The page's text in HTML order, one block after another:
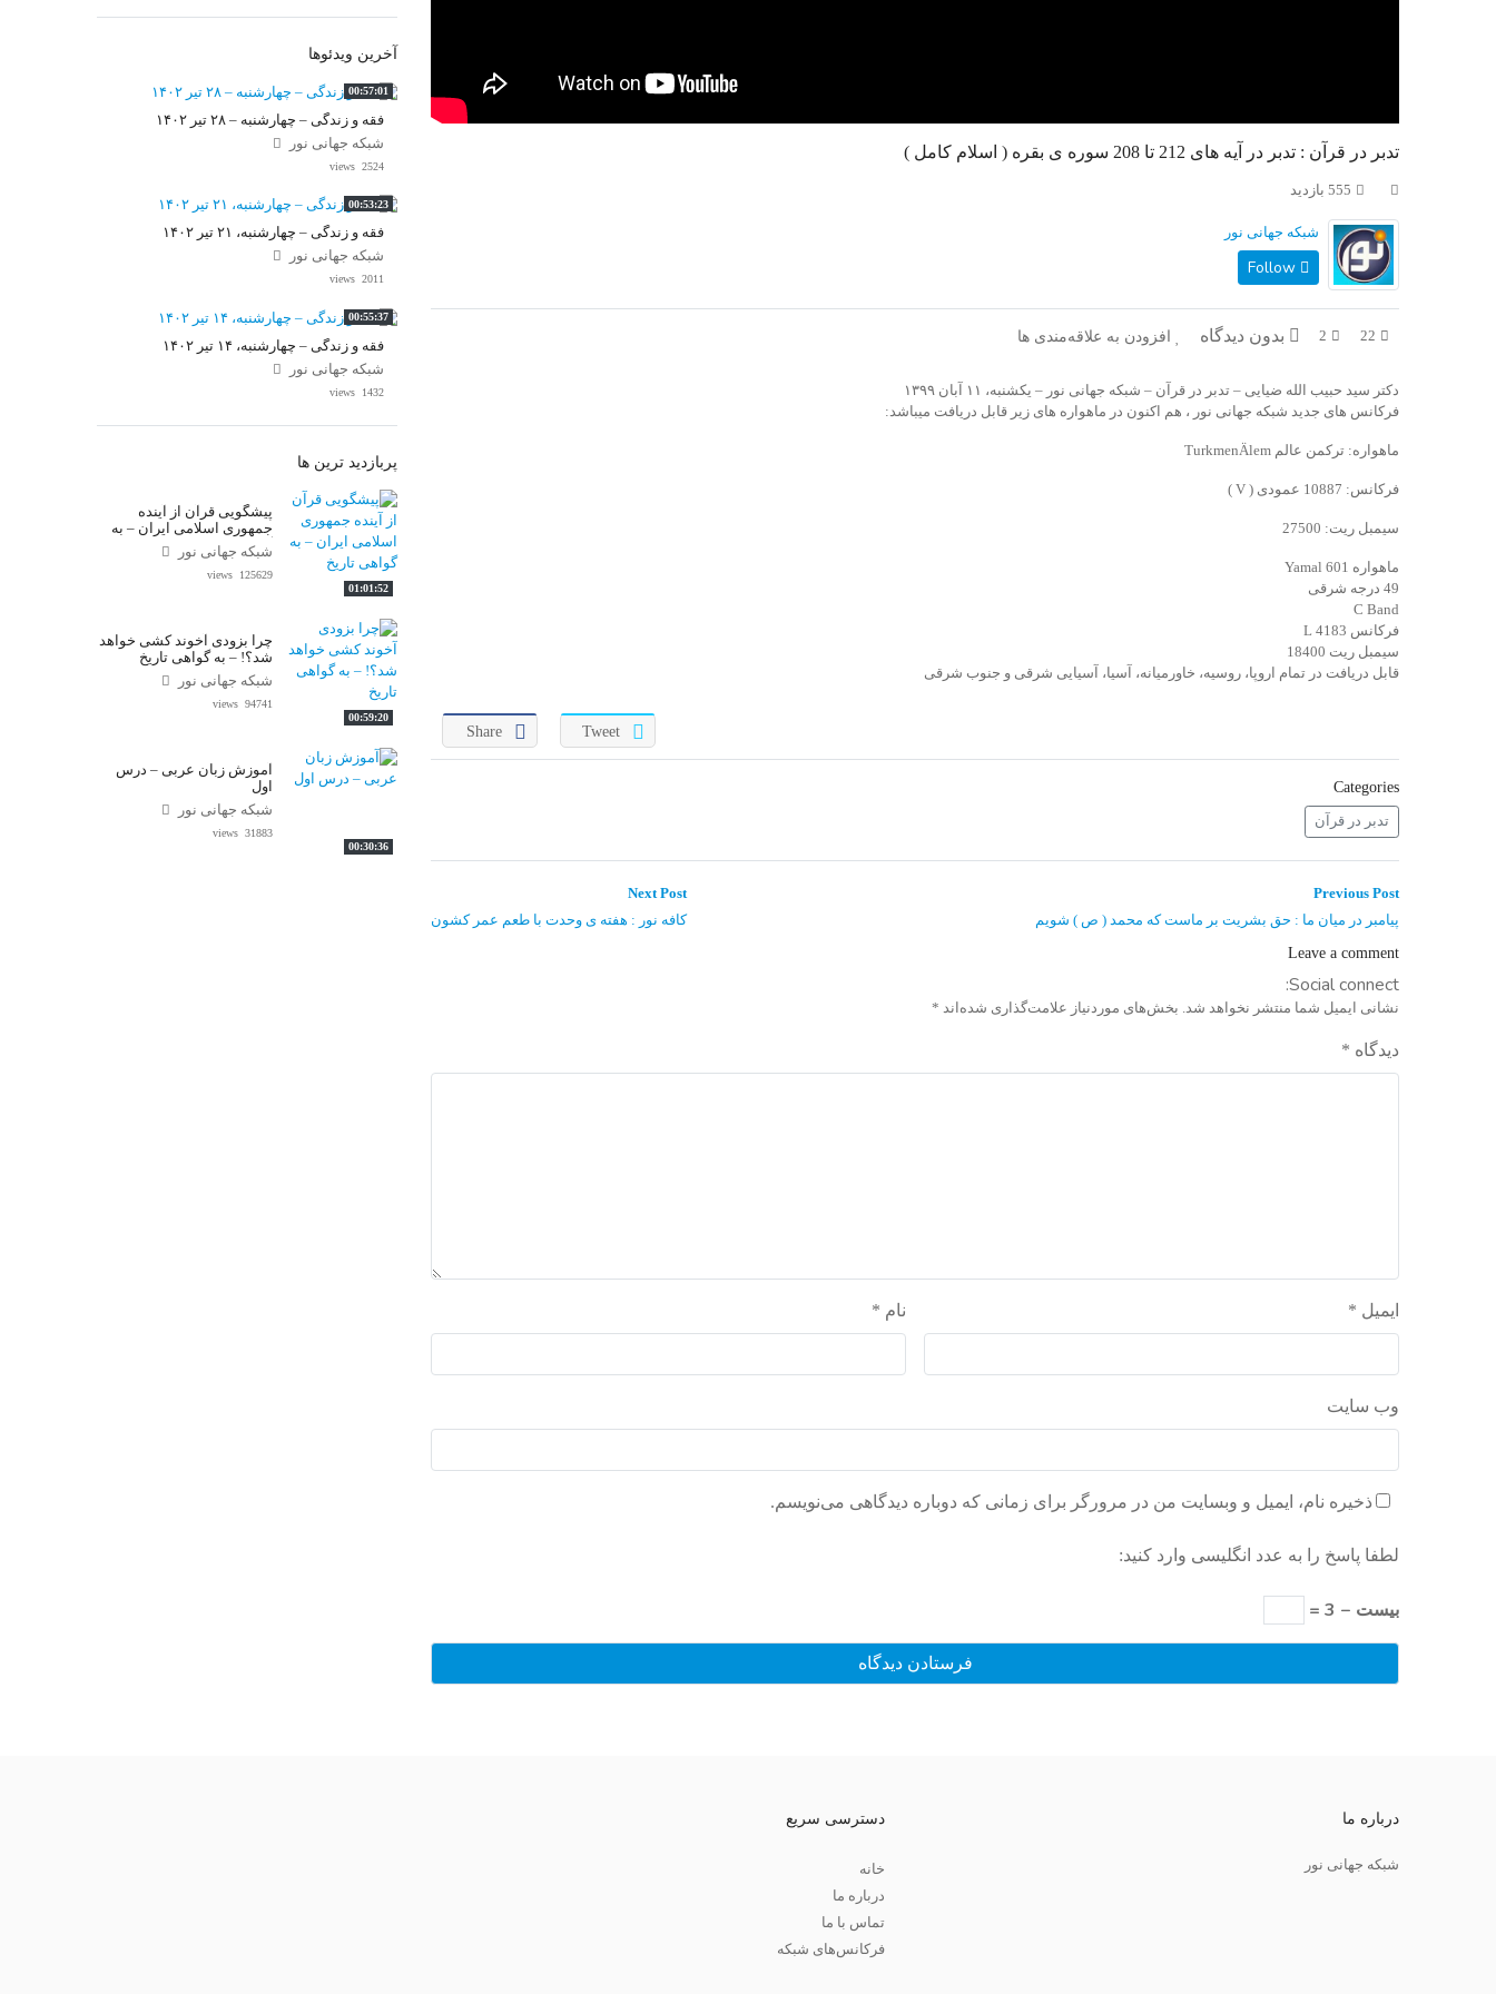
تدبر در قرآن : تدبر در آیه های 212 تا 208 سوره ی بقره ( اسلام کامل )
555 بازدید
شبکه جهانی نور
22
2 بدون دیدگاه افزودن به علاقه‌مندی ها
دکتر سید حبیب الله ضیایی – تدبر در قرآن – شبکه جهانی نور – یکشنبه، ۱۱ آبان ۱۳۹۹
فرکانس های جدید شبکه جهانی نور ، هم اکنون در ماهواره های زیر قابل دریافت میباشد:
ماهواره: ترکمن عالم TurkmenÄlem
فرکانس: 10887 عمودی ( V )
سیمبل ریت: 27500
ماهواره Yamal 601
49 درجه شرقی
C Band
فرکانس 4183 L
سیمبل ریت 18400
قابل دریافت در تمام اروپا، روسیه، خاورمیانه، آسیا، آسیایی شرقی و جنوب شرقی
Share Tweet
Categories
تدبر در قرآن
راهبری
نوشته
Previous Post
Previous
پیامبر در میان ما : حق بشریت بر ماست که محمد ( ص ) شویم
Next Post
Next
کافه نور : هفته ی وحدت با طعم عمر کشون
Leave a comment
Social connect:
نشانی ایمیل شما منتشر نخواهد شد. بخش‌های موردنیاز علامت‌گذاری شده‌اند *
دیدگاه *
نام * ایمیل *
وب‌ سایت
ذخیره نام، ایمیل و وبسایت من در مرورگر برای زمانی که دوباره دیدگاهی می‌نویسم.
لطفا پاسخ را به عدد انگلیسی وارد کنید:
بیست − 3 =
آخرین ویدئوها
00:57:01
فقه و زندگی – چهارشنبه – ۲۸ تیر ۱۴۰۲
شبکه جهانی نور
2524 views
00:53:23
فقه و زندگی – چهارشنبه، ۲۱ تیر ۱۴۰۲
شبکه جهانی نور
2011 views
00:55:37
فقه و زندگی – چهارشنبه، ۱۴ تیر ۱۴۰۲
شبکه جهانی نور
1432 views
پربازدید ترین ها
01:01:52
پیشگویی قرآن از آینده
جمهوری اسلامی ایران – به
گواهی تاریخ
شبکه جهانی نور
125629 views
00:59:20
چرا بزودی آخوند کشی خواهد
شد؟! – به گواهی تاریخ
شبکه جهانی نور
94741 views
00:30:36
آموزش زبان عربی – درس
اول
شبکه جهانی نور
31883 views
درباره ما
شبکه جهانی نور
دسترسی سریع
خانه
درباره ما
تماس با ما
فرکانس‌های شبکه